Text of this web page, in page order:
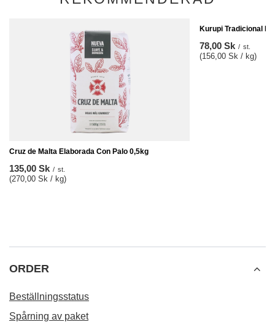
Cruz de Malta Elaborada Con Palo 0,5kg
135,00 Sk / st.
(270,00 Sk / kg)
Kurupi Tradicional
78,00 Sk / st.
(156,00 Sk / kg)
ORDER
Beställningsstatus
Spårning av paket